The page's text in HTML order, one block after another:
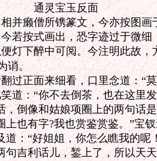
　　通灵宝玉反面
并癞僧所镌篆文，今亦按图
若按式画出，恐字迹过于微
灯下醉中可阅。今注明此故
诮。
正面来细看，口里念道：“莫
道：“你不去倒茶，也在这里
，倒像和姑娘项圈上的两句话
上也有字?我也赏鉴赏鉴。”宝
道：“好姐姐，你怎么瞧我的呢
句吉利话儿，錾上了，所以天